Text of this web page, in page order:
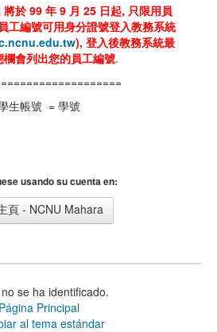
於 99 年 9 月 25 日起, 只限用員
工編號可用身分證號登入教務系統
), 登入後教務系統最
欄會列出您的員工編號.
生帳號 = 學號
usando su cuenta en:
頁 - NCNU Mahara
se ha identificado.
Página Principal
al tema estándar